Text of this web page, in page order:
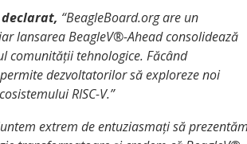
declarat, “BeagleBoard.org are un
lansarea BeagleV®-Ahead consolidează
comunității tehnologice. Făcând
dezvoltatorilor să exploreze noi
RISC-V.”
extrem de entuziasmați să